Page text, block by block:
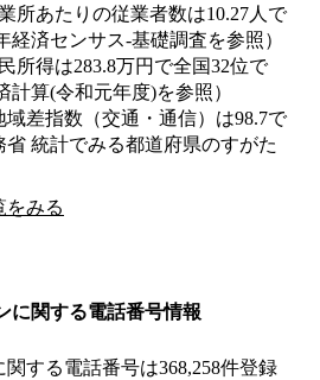
所あたりの従業者数は10.27人で
済センサス‐基礎調査を参照）
所得は283.8万円で全国32位で
算(令和元年度)を参照）
差指数（交通・通信）は98.7で
統計でみる都道府県のすがた
をみる
に関する電話番号情報
する電話番号は368,258件登録